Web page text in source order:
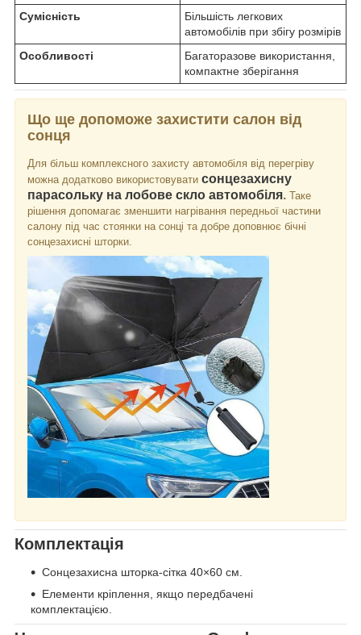
Сумісність
Більшість легкових
автомобілів при збігу розмірів
Особливості
Багаторазове використання,
компактне зберігання
Що ще допоможе захистити салон від
сонця
Для більш комплексного захисту автомобіля від перегріву
можна додатково використовувати сонцезахисну
парасольку на лобове скло автомобіля. Таке
рішення допомагає зменшити нагрівання передньої частини
салону під час стоянки на сонці та добре доповнює бічні
сонцезахисні шторки.
Комплектація
Сонцезахисна шторка-сітка 40×60 см.
Елементи кріплення, якщо передбачені
комплектацією.